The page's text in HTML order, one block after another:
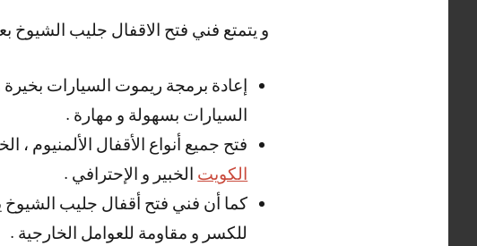
و يتمتع فني فتح الاقفال جليب الشيوخ
إعادة برمجة ريموت السيارات
السيارات بسهولة و مهارة .
فتح جميع أنواع الأقفال الألمنيوم ،
الكويت الخبير و الإحترافي .
كما أن فني فتح أقفال جليب الشيوخ
للكسر و مقاومة للعوامل الخارجية .